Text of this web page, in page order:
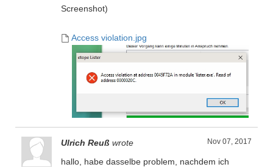
Screenshot)
Access violation.jpg
Nov 07, 2017
Ulrich Reuß wrote
hallo, habe dasselbe problem, nachdem ich